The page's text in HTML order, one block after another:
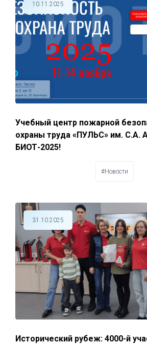
10.11.2025
Учебный центр пожарной
охраны труда «ПУЛЬС» им. С.А.
БИОТ-2025!
#Новости
31.10.2025
Исторический рубеж: 4000-й